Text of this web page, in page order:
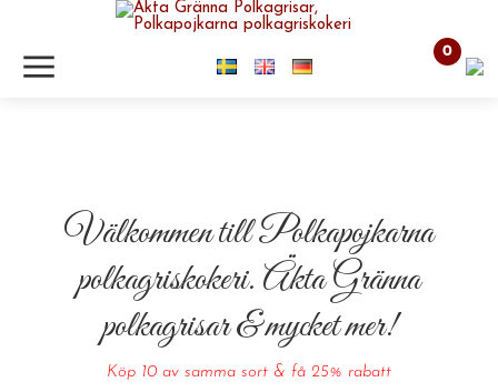
m 0
Välkommen till Polkapojkarna
polkagriskokeri. Äkta Gränna
polkagrisar & mycket mer!
Köp 10 av samma sort & få 25% rabatt